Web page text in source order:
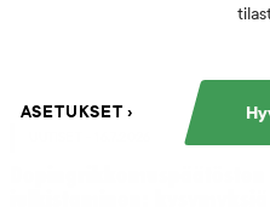
ASETUKSET